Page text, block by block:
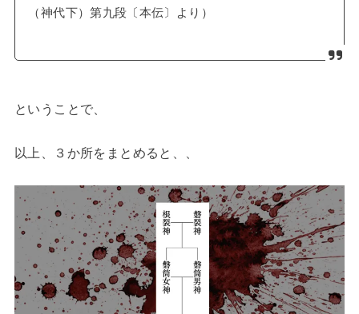
（神代下）第九段〔本伝〕より）
ということで、
以上、３か所をまとめると、、